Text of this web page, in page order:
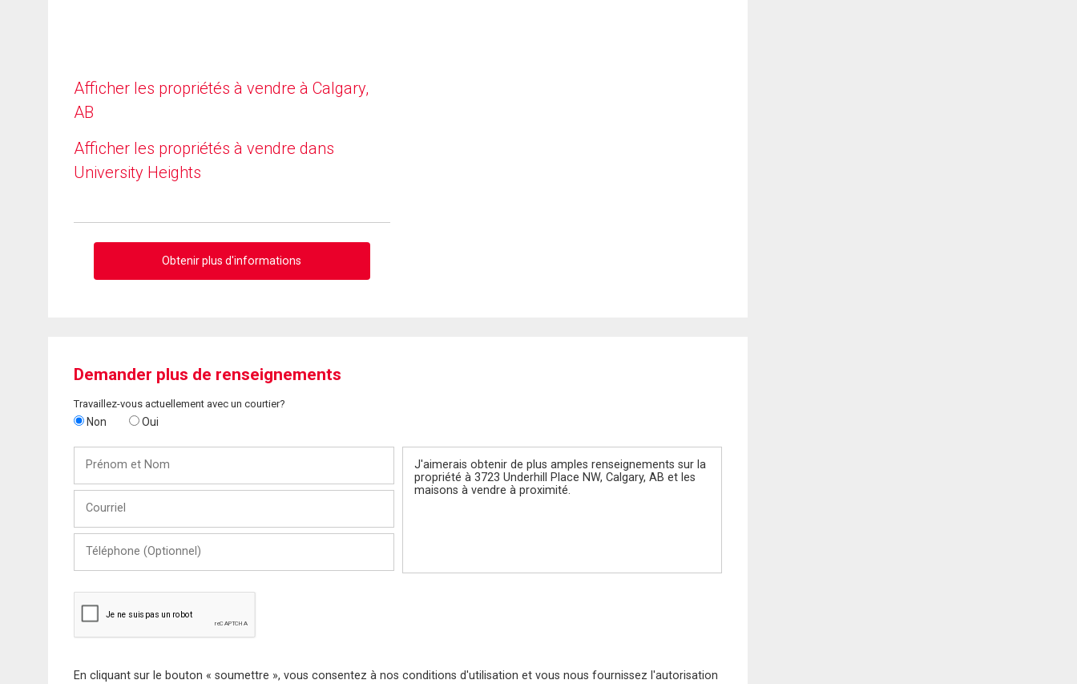
Afficher les propriétés à vendre à Calgary,
AB
Afficher les propriétés à vendre dans
University Heights
Obtenir plus d'informations
Demander plus de renseignements
Travaillez-vous actuellement avec un courtier?
Non Oui
Nom
(Optionnel)
En cliquant sur le bouton « soumettre », vous consentez à nos conditions d'utilisation et vous nous fournissez l'autorisation